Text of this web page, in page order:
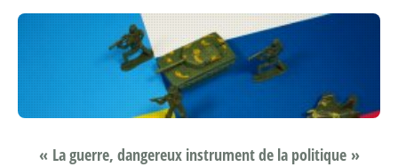
« La guerre, dangereux instrument de la politique »